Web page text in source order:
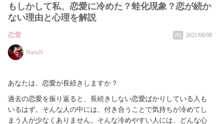
もしかして私、恋愛に冷めた？蛙化現象？恋が続か
ない理由と心理を解説
恋愛 PR 2021/06/08
NaonN
あなたは、恋愛が長続きしますか？
過去の恋愛を振り返ると、長続きしない恋愛ばかりしている人も
いるはず。そんな人の中には、付き合うことで気持ちが冷めてし
まう人が少なくありません。そんな冷めやすい人には、どんな心